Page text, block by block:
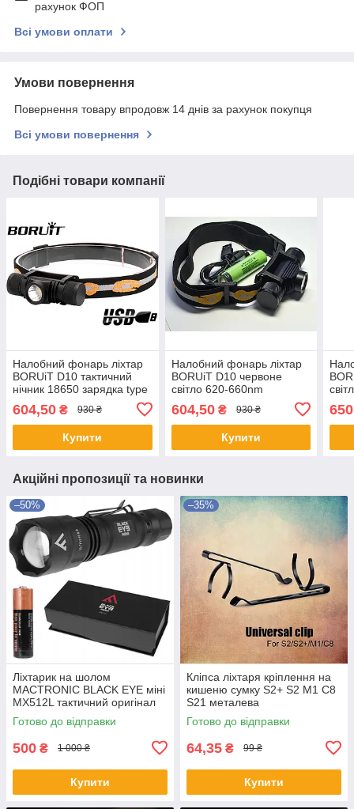
рахунок ФОП
Всі умови оплати
Умови повернення
Повернення товару впродовж 14 днів за рахунок покупця
Всі умови повернення
Подібні товари компанії
Налобний фонарь ліхтар
BORUiT D10 тактичний
нічник 18650 зарядка type
604,50 ₴ 930 ₴
Купити
Налобний фонарь ліхтар
BORUiT D10 червоне
світло 620-660nm
зарядка type C
604,50₴ 930 ₴
Купити
650
Акційні пропозиції та новинки
–50%
Ліхтарик на шолом
MACTRONIC BLACK EYE міні
MX512L тактичний оригінал
Польща
Готово до відправки
500 ₴ 1 000 ₴
Купити
–35%
Кліпса ліхтаря кріплення на
кишеню сумку S2+ S2 M1 C8
S21 металева
Готово до відправки
64,35 ₴ 99 ₴
Купити